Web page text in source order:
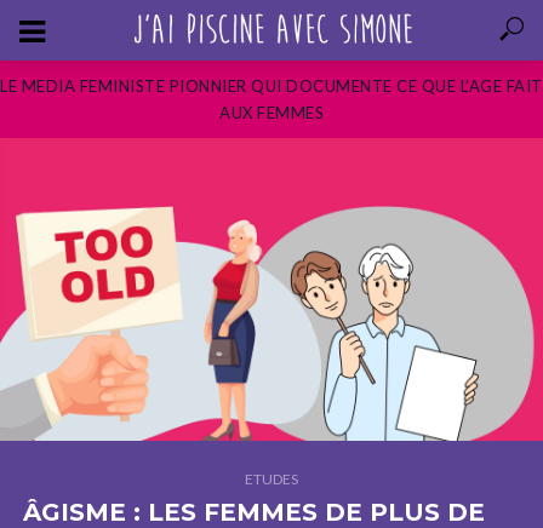
LE MEDIA FEMINISTE PIONNIER QUI DOCUMENTE CE QUE L’AGE FAIT
AUX FEMMES
ETUDES
ÂGISME : LES FEMMES DE PLUS DE